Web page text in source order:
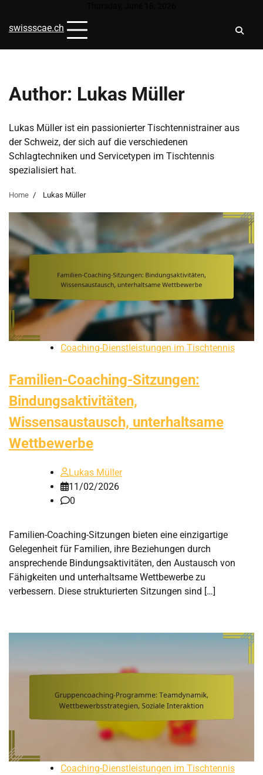
content
swissscae.ch
Author: Lukas Müller
Lukas Müller ist ein passionierter Tischtennistrainer aus
der Schweiz, der sich auf die verschiedenen
Schlagtechniken und Servicetypen im Tischtennis
spezialisiert hat.
Home Lukas Müller
Coaching-Dienstleistungen im Tischtennis
Familien-Coaching-Sitzungen:
Bindungsaktivitäten,
Wissensaustausch, unterhaltsame
Wettbewerbe
Lukas Müller
11/02/2026
0
Familien-Coaching-Sitzungen bieten eine einzigartige
Gelegenheit für Familien, ihre Beziehungen durch
ansprechende Bindungsaktivitäten, den Austausch von
Fähigkeiten und unterhaltsame Wettbewerbe zu
verbessern. Diese strukturierten Sitzungen sind […]
Coaching-Dienstleistungen im Tischtennis